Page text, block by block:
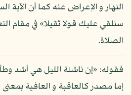
النهار و الإعراض عنه كما أن الآية
سنلقي عليك قولا ثقيلا» في مقام
الصلاة.
فقوله: «إن ناشئة الليل هي أشد وطأ
إما مصدر كالعاقبة و العافية